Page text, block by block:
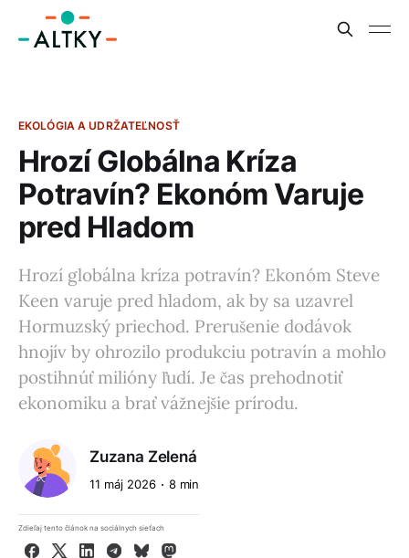
EKOLÓGIA A UDRŽATEĽNOSŤ
Hrozí Globálna Kríza
Potravín? Ekonóm Varuje
pred Hladom
Hrozí globálna kríza potravín? Ekonóm Steve
Keen varuje pred hladom, ak by sa uzavrel
Hormuzský priechod. Prerušenie dodávok
hnojív by ohrozilo produkciu potravín a mohlo
postihnúť milióny ľudí. Je čas prehodnotiť
ekonomiku a brať vážnejšie prírodu.
Zuzana Zelená
11 máj 2026 8 min
Zdieľaj tento článok na sociálnych sieťach